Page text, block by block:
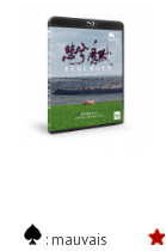
: mauvais